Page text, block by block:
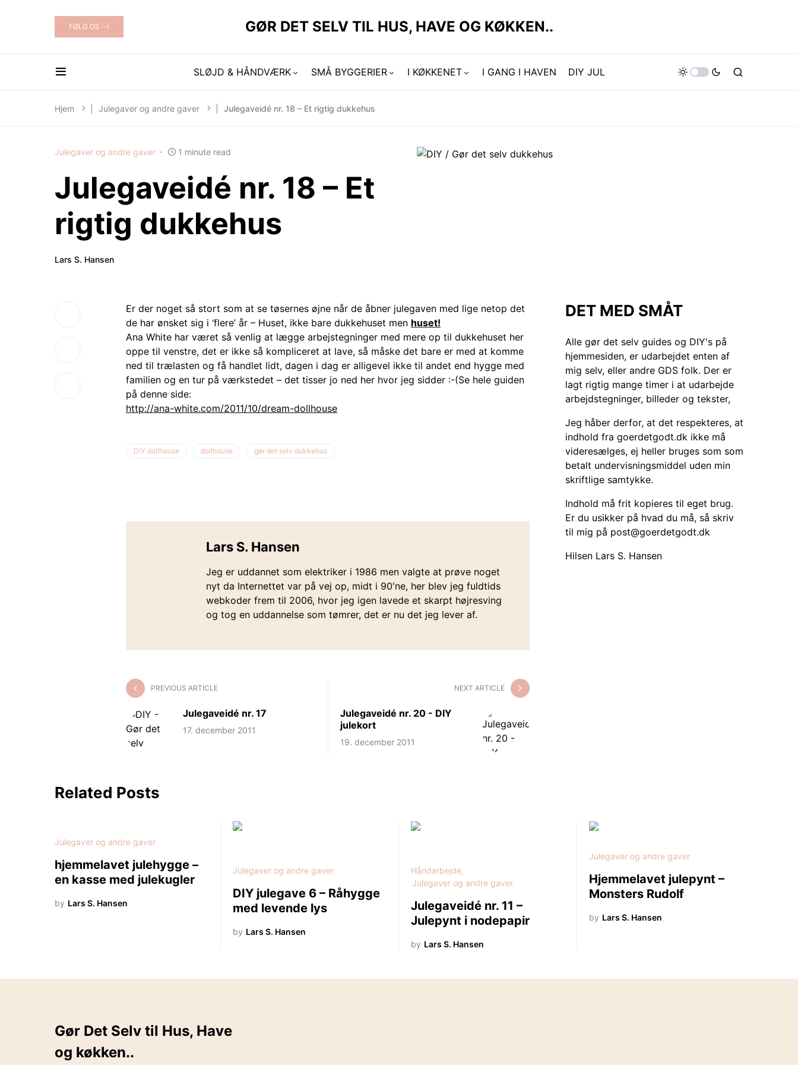
OG KØKKEN..
FØLG OS :-) GØR DET SELV TIL HUS, HAVE OG KØKKEN..
SLØJD & HÅNDVÆRK SMÅ BYGGERIER I KØKKENET I GANG I HAVEN DIY JUL
Hjem Julegaver og andre gaver Julegaveidé nr. 18 – Et rigtig dukkehus
Julegaver og andre gaver 1 minute read
Julegaveidé nr. 18 – Et
rigtig dukkehus
Lars S. Hansen
Er der noget så stort som at se tøsernes øjne når de åbner julegaven med lige netop det
de har ønsket sig i ‘flere’ år – Huset, ikke bare dukkehuset men huset!
Ana White har været så venlig at lægge arbejstegninger med mere op til dukkehuset her
oppe til venstre, det er ikke så kompliceret at lave, så måske det bare er med at komme
ned til trælasten og få handlet lidt, dagen i dag er alligevel ikke til andet end hygge med
familien og en tur på værkstedet – det tisser jo ned her hvor jeg sidder :-(Se hele guiden
på denne side:
http://ana-white.com/2011/10/dream-dollhouse
DIY dollhouse dollhouse gør det selv dukkehus
Lars S. Hansen
Jeg er uddannet som elektriker i 1986 men valgte at prøve noget
nyt da Internettet var på vej op, midt i 90'ne, her blev jeg fuldtids
webkoder frem til 2006, hvor jeg igen lavede et skarpt højresving
og tog en uddannelse som tømrer, det er nu det jeg lever af.
PREVIOUS ARTICLE
Julegaveidé nr. 17
17. december 2011
NEXT ARTICLE
Julegaveidé nr. 20 - DIY
julekort
19. december 2011
DET MED SMÅT
Alle gør det selv guides og DIY's på
hjemmesiden, er udarbejdet enten af
mig selv, eller andre GDS folk. Der er
lagt rigtig mange timer i at udarbejde
arbejdstegninger, billeder og tekster,
Jeg håber derfor, at det respekteres, at
indhold fra goerdetgodt.dk ikke må
videresælges, ej heller bruges som som
betalt undervisningsmiddel uden min
skriftlige samtykke.
Indhold må frit kopieres til eget brug.
Er du usikker på hvad du må, så skriv
til mig på post@goerdetgodt.dk
Hilsen Lars S. Hansen
Related Posts
Julegaver og andre gaver
hjemmelavet julehygge –
en kasse med julekugler
by Lars S. Hansen
Julegaver og andre gaver
DIY julegave 6 – Råhygge
med levende lys
by Lars S. Hansen
Håndarbejde
Julegaver og andre gaver
Julegaveidé nr. 11 –
Julepynt i nodepapir
by Lars S. Hansen
Julegaver og andre gaver
Hjemmelavet julepynt –
Monsters Rudolf
by Lars S. Hansen
Gør Det Selv til Hus, Have
og køkken..